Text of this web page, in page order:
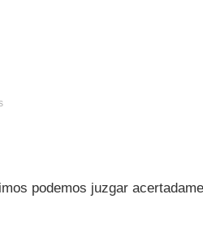
podemos juzgar